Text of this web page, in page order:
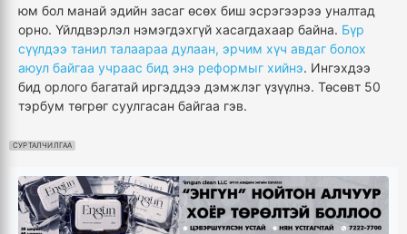
юм бол манай эдийн засаг өсөх биш эсрэгээрээ уналтад
орно. Үйлдвэрлэл нэмэгдэхгүй хасагдахаар байна. Бүр
сүүлдээ танил талаараа дулаан, эрчим хүч авдаг болох
аюул байгаа учраас бид энэ реформыг хийнэ. Ингэхдээ
бид орлого багатай иргэддээ дэмжлэг үзүүлнэ. Төсөвт 50
тэрбум төгрөг суулгасан байгаа гэв.
СУРТАЛЧИЛГАА